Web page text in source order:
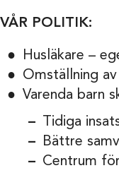
VÅR POLITIK:
Husläkare –
Omställning
Varenda barn
Tidiga
Bättre
Centrum